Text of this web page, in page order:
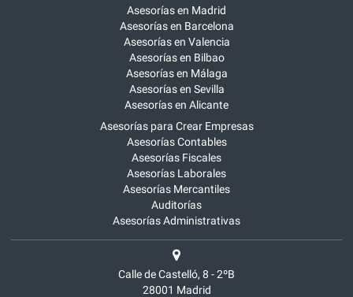
Asesorías en Madrid
Asesorías en Barcelona
Asesorías en Valencia
Asesorías en Bilbao
Asesorías en Málaga
Asesorías en Sevilla
Asesorías en Alicante
Asesorías para Crear Empresas
Asesorías Contables
Asesorías Fiscales
Asesorías Laborales
Asesorías Mercantiles
Auditorías
Asesorías Administrativas
Calle de Castelló, 8 - 2ºB
28001 Madrid